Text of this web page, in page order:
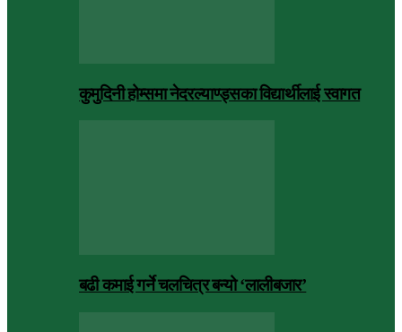
कुमुदिनी होम्समा नेदरल्याण्ड्सका विद्यार्थीलाई स्वागत
बढी कमाई गर्ने चलचित्र बन्यो ‘लालीबजार’